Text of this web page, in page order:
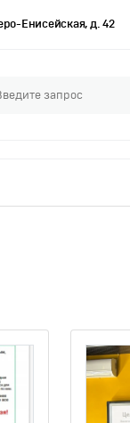
Енисейская, д. 42